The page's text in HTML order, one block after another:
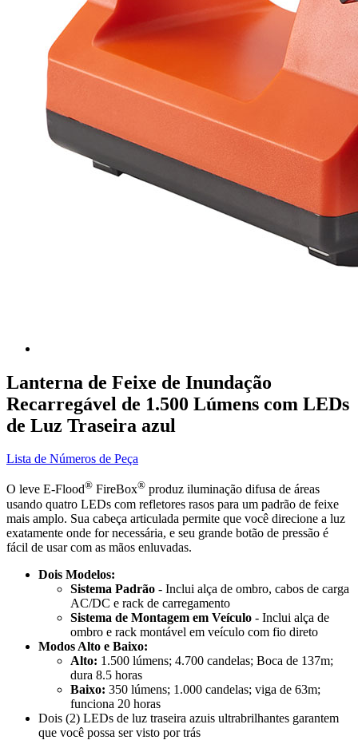
Lanterna de Feixe de Inundação
Recarregável de 1.500 Lúmens com LEDs
de Luz Traseira azul
Lista de Números de Peça
O leve E-Flood® FireBox® produz iluminação difusa de áreas
usando quatro LEDs com refletores rasos para um padrão de feixe
mais amplo. Sua cabeça articulada permite que você direcione a luz
exatamente onde for necessária, e seu grande botão de pressão é
fácil de usar com as mãos enluvadas.
Dois Modelos:
Sistema Padrão - Inclui alça de ombro, cabos de carga
AC/DC e rack de carregamento
Sistema de Montagem em Veículo - Inclui alça de
ombro e rack montável em veículo com fio direto
Modos Alto e Baixo:
Alto: 1.500 lúmens; 4.700 candelas; Boca de 137m;
dura 8.5 horas
Baixo: 350 lúmens; 1.000 candelas; viga de 63m;
funciona 20 horas
Dois (2) LEDs de luz traseira azuis ultrabrilhantes garantem
que você possa ser visto por trás